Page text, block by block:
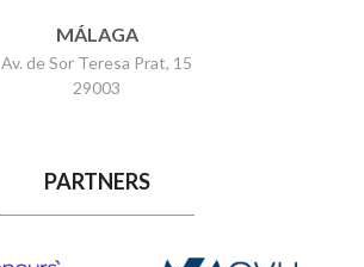
MÁLAGA
Av. de Sor Teresa Prat, 15
29003
PARTNERS